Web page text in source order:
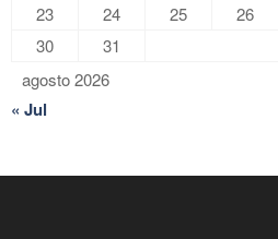
agosto 2026
23
24 25 26
30
31
« Jul